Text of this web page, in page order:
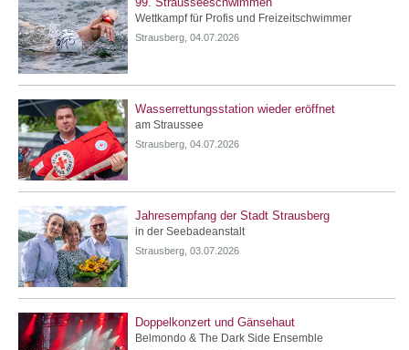
Wettkampf für Profis und Freizeitschwimmer
Strausberg, 04.07.2026
Wasserrettungsstation wieder eröffnet
am Straussee
Strausberg, 04.07.2026
Jahresempfang der Stadt Strausberg
in der Seebadeanstalt
Strausberg, 03.07.2026
Doppelkonzert und Gänsehaut
Belmondo & The Dark Side Ensemble